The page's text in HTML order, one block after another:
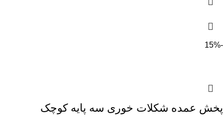
-15%
پخش عمده شکلات خوری سه پایه کوچک